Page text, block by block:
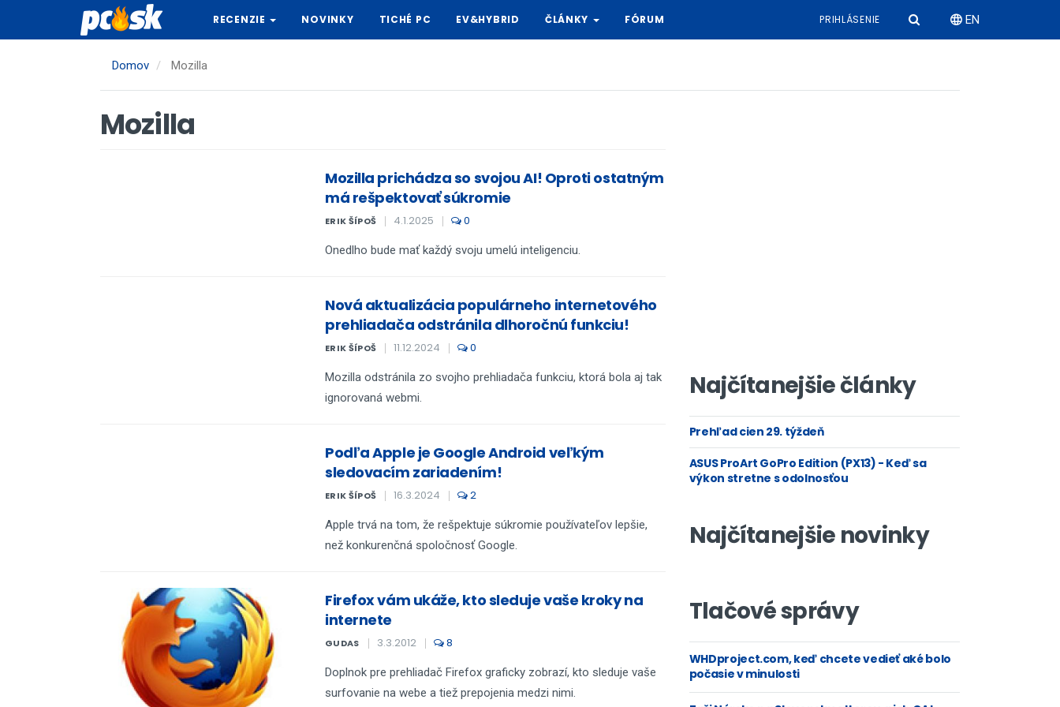
hlavný
RECENZIE NOVINKY TICHÉ PC EV&HYBRID ČLÁNKY FÓRUM PRIHLÁSENIE EN
Domov Mozilla
Mozilla
Mozilla prichádza so svojou AI! Oproti ostatným
má rešpektovať súkromie
ERIK ŠÍPOŠ 4.1.2025 0
Onedlho bude mať každý svoju umelú inteligenciu.
Nová aktualizácia populárneho internetového
prehliadača odstránila dlhoročnú funkciu!
ERIK ŠÍPOŠ 11.12.2024 0
Mozilla odstránila zo svojho prehliadača funkciu, ktorá bola aj tak
ignorovaná webmi.
Podľa Apple je Google Android veľkým
sledovacím zariadením!
ERIK ŠÍPOŠ 16.3.2024 2
Apple trvá na tom, že rešpektuje súkromie používateľov lepšie,
než konkurenčná spoločnosť Google.
Firefox vám ukáže, kto sleduje vaše kroky na
internete
GUDAS 3.3.2012 8
Doplnok pre prehliadač Firefox graficky zobrazí, kto sleduje vaše
surfovanie na webe a tiež prepojenia medzi nimi.
Najčítanejšie články
Prehľad cien 29. týždeň
ASUS ProArt GoPro Edition (PX13) - Keď sa
výkon stretne s odolnosťou
Najčítanejšie novinky
Tlačové správy
WHDproject.com, keď chcete vedieť aké bolo
počasie v minulosti